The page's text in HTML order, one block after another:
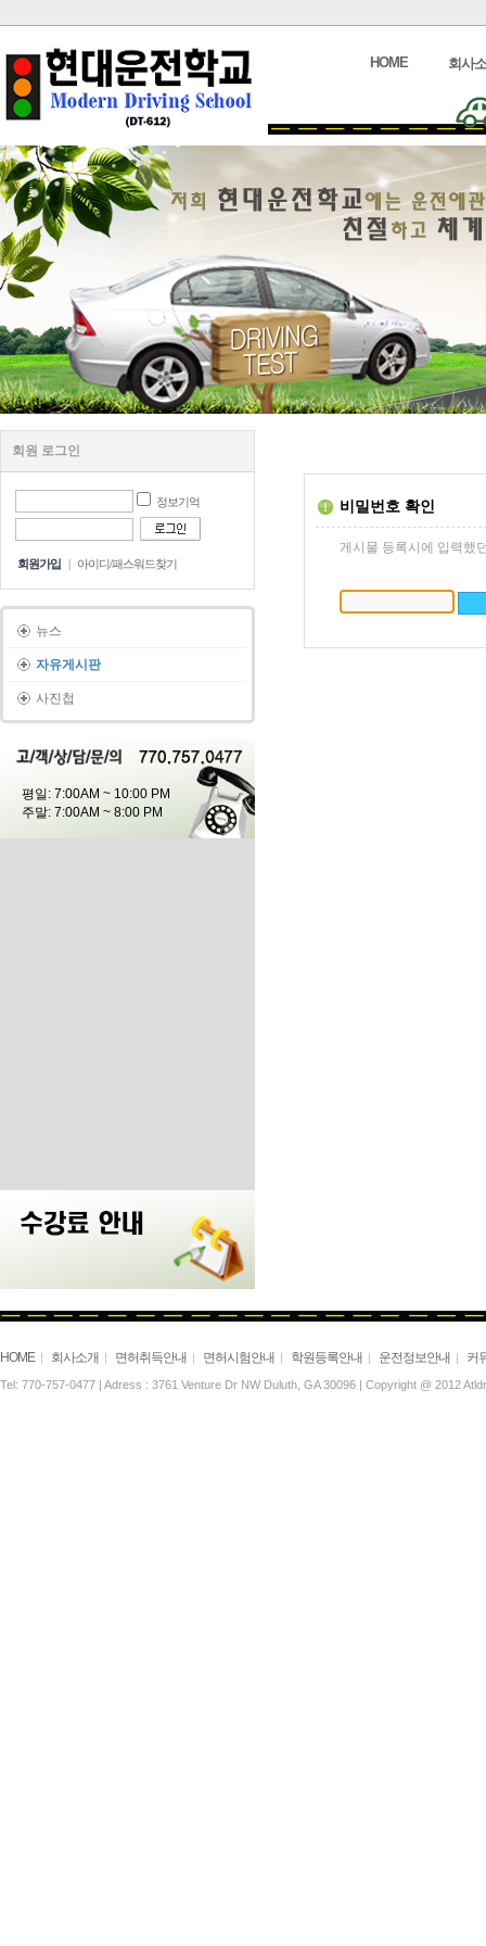
HOME 회사
회원 로그인
정보기억
회원가입 | 아이디/패스워드찾기
뉴스
자유게시판
사진첩
평일: 7:00AM ~ 10:00 PM
주말: 7:00AM ~ 8:00 PM
비밀번호 확인
게시물 등록시에 입력했
HOME| 회사소개 | 면허취득안내 | 면허시험안내 | 학원등록안내 | 운전정보안내 | 커
Tel: 770-757-0477 | Adress : 3761 Venture Dr NW Duluth, GA 30096 | Copyright @ 2012